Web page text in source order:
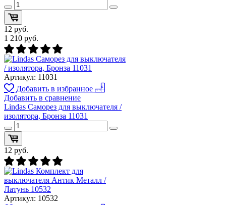
12 руб.
1 210 руб.
Артикул: 11031
Добавить в избранное
Добавить в сравнение
Lindas Саморез для выключателя /
изолятора, Бронза 11031
12 руб.
Артикул: 10532